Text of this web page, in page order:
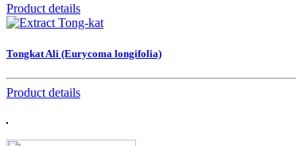
Product details
Tongkat Ali (Eurycoma longifolia)
Product details